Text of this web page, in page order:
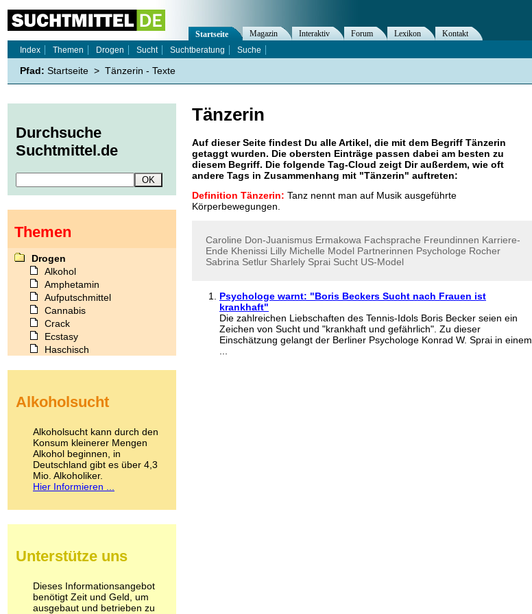
Tänzerin
Auf dieser Seite findest Du alle Artikel, die mit dem Begriff Tänzerin
getaggt wurden. Die obersten Einträge passen dabei am besten zu
diesem Begriff. Die folgende Tag-Cloud zeigt Dir außerdem, wie oft
andere Tags in Zusammenhang mit "Tänzerin" auftreten:
Definition Tänzerin: Tanz nennt man auf Musik ausgeführte
Körperbewegungen.
Caroline Don-Juanismus Ermakowa Fachsprache Freundinnen Karriere-
Ende Khenissi Lilly Michelle Model Partnerinnen Psychologe Rocher
Sabrina Setlur Sharlely Sprai Sucht US-Model
Psychologe warnt: "Boris Beckers Sucht nach Frauen ist
krankhaft"
Die zahlreichen Liebschaften des Tennis-Idols Boris Becker seien ein
Zeichen von Sucht und "krankhaft und gefährlich". Zu dieser
Einschätzung gelangt der Berliner Psychologe Konrad W. Sprai in einem
Startseite Magazin Interaktiv Forum Lexikon
Kontakt
Index
Themen Drogen Sucht Suchtberatung Suche
Pfad: Startseite > Tänzerin - Texte
Durchsuche
Suchtmittel.de
Themen
Drogen
Alkohol
Amphetamin
Aufputschmittel
Cannabis
Crack
Ecstasy
Haschisch
Kokain
LSD
Marihuana
Medikamente
Meskalin
Metamphetamin
Methadon
Pilze
Psychopharmaka
Schlafmittel
Schmerzmittel
Alkoholsucht
Alkoholsucht kann durch den
Konsum kleinerer Mengen
Alkohol beginnen, in
Deutschland gibt es über 4,3
Mio. Alkoholiker.
Hier Informieren ...
Unterstütze uns
Dieses Informationsangebot
benötigt Zeit und Geld, um
ausgebaut und betrieben zu